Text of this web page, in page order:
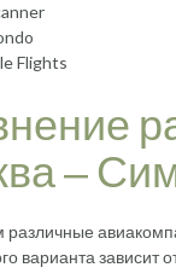
Flights
‒
различные
варианта зависит